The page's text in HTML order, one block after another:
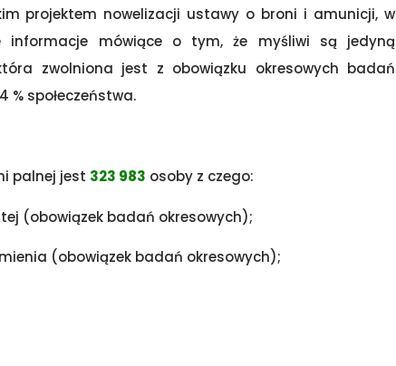
projektem nowelizacji ustawy o broni i amunicji, w
informacje mówiące o tym, że myśliwi są jedyną
zwolniona jest z obowiązku okresowych badań
społeczeństwa.
palnej jest 323 983 osoby z czego:
(obowiązek badań okresowych);
(obowiązek badań okresowych);